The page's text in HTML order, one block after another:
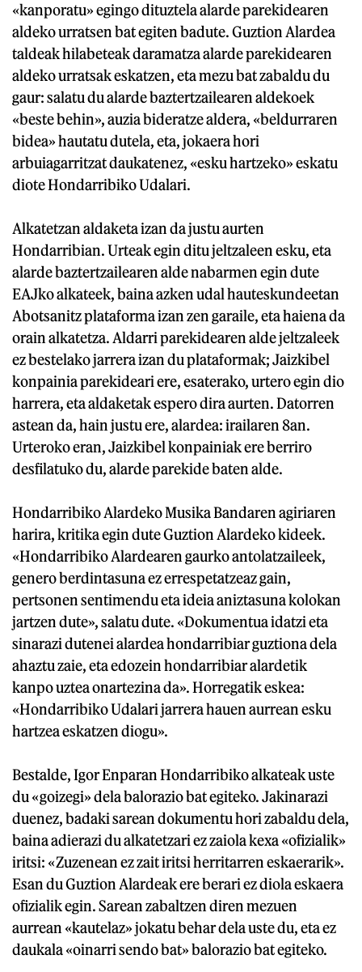
«kanporatu» egingo dituztela alarde parekidearen
aldeko urratsen bat egiten badute. Guztion Alardea
taldeak hilabeteak daramatza alarde parekidearen
aldeko urratsak eskatzen, eta mezu bat zabaldu du
gaur: salatu du alarde baztertzailearen aldekoek
«beste behin», auzia bideratze aldera, «beldurraren
bidea» hautatu dutela, eta, jokaera hori
arbuiagarritzat daukatenez, «esku hartzeko» eskatu
diote Hondarribiko Udalari.
Alkatetzan aldaketa izan da justu aurten
Hondarribian. Urteak egin ditu jeltzaleen esku, eta
alarde baztertzailearen alde nabarmen egin dute
EAJko alkateek, baina azken udal hauteskundeetan
Abotsanitz plataforma izan zen garaile, eta haiena da
orain alkatetza. Aldarri parekidearen alde jeltzaleek
ez bestelako jarrera izan du plataformak; Jaizkibel
konpainia parekideari ere, esaterako, urtero egin dio
harrera, eta aldaketak espero dira aurten. Datorren
astean da, hain justu ere, alardea: irailaren 8an.
Urteroko eran, Jaizkibel konpainiak ere berriro
desfilatuko du, alarde parekide baten alde.
Hondarribiko Alardeko Musika Bandaren agiriaren
harira, kritika egin dute Guztion Alardeko kideek.
«Hondarribiko Alardearen gaurko antolatzaileek,
genero berdintasuna ez errespetatzeaz gain,
pertsonen sentimendu eta ideia aniztasuna kolokan
jartzen dute», salatu dute. «Dokumentua idatzi eta
sinarazi dutenei alardea hondarribiar guztiona dela
ahaztu zaie, eta edozein hondarribiar alardetik
kanpo uztea onartezina da». Horregatik eskea:
«Hondarribiko Udalari jarrera hauen aurrean esku
hartzea eskatzen diogu».
Bestalde, Igor Enparan Hondarribiko alkateak uste
du «goizegi» dela balorazio bat egiteko. Jakinarazi
duenez, badaki sarean dokumentu hori zabaldu dela,
baina adierazi du alkatetzari ez zaiola kexa «ofizialik»
iritsi: «Zuzenean ez zait iritsi herritarren eskaerarik».
Esan du Guztion Alardeak ere berari ez diola eskaera
ofizialik egin. Sarean zabaltzen diren mezuen
aurrean «kautelaz» jokatu behar dela uste du, eta ez
daukala «oinarri sendo bat» balorazio bat egiteko.